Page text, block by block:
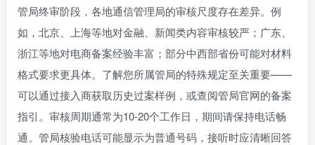
管局终审阶段，各地通信管理局的审核尺度存在差异。例
如，北京、上海等地对金融、新闻类内容审核较严；广东、
浙江等地对电商备案经验丰富；部分中西部省份可能对材料
格式要求更具体。了解您所属管局的特殊规定至关重要——
可以通过接入商获取历史过案样例，或查阅管局官网的备案
指引。审核周期通常为10-20个工作日，期间请保持电话畅
通。管局核验电话可能显示为普通号码，接听时应清晰回答